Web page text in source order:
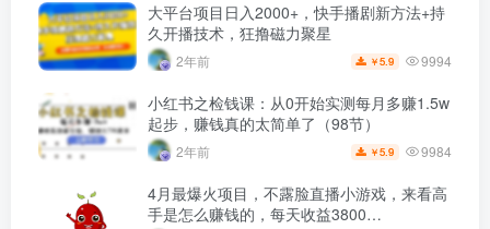
大平台项目日入2000+，快手播剧新方法+持
久开播技术，狂撸磁力聚星
2年前 ￥5.9 9994
小红书之检钱课：从0开始实测每月多赚1.5w
起步，赚钱真的太简单了（98节）
2年前 ￥5.9 9984
4月最爆火项目，不露脸直播小游戏，来看高
手是怎么赚钱的，每天收益3800…